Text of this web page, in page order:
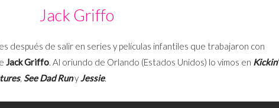
Jack Griffo
después de salir en series y películas infantiles que trabajaron con
Jack Griffo. Al oriundo de Orlando (Estados Unidos) lo vimos en Kickin’
, See Dad RunyJessie.